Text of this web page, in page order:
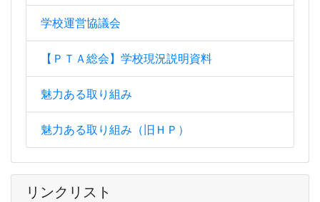
学校運営協議会
【ＰＴＡ総会】学校現況説明資料
魅力ある取り組み
魅力ある取り組み（旧ＨＰ）
リンクリスト